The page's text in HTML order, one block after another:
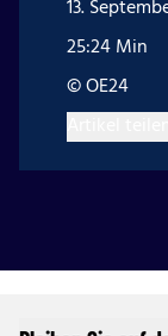
13.
25:24 Min
© OE24